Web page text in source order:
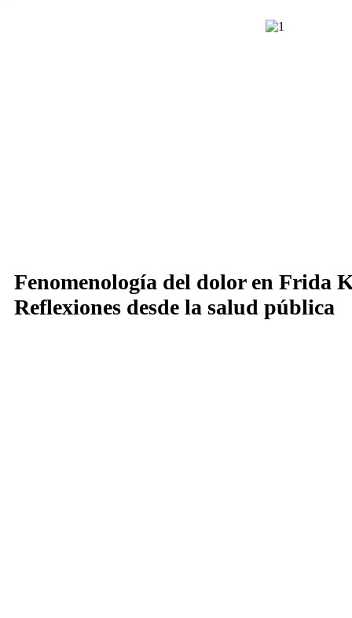
Fenomenología del dolor en Frida
Reflexiones desde la salud pública